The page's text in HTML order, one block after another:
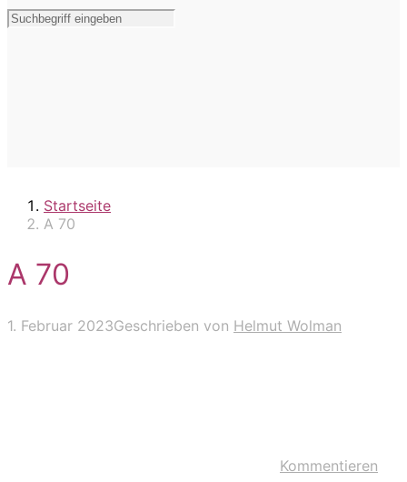
Startseite
A 70
A 70
1. Februar 2023Geschrieben von Helmut Wolman
Kommentieren